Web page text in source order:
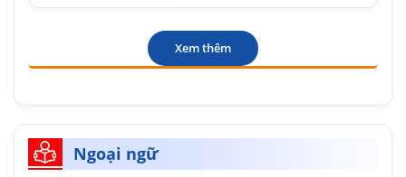
Xem thêm
Ngoại ngữ